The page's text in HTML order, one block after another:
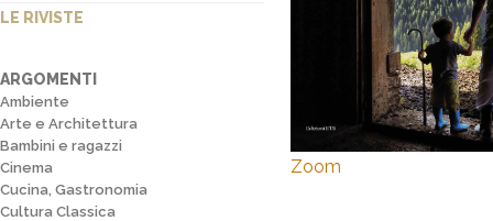
LE RIVISTE
ARGOMENTI
Ambiente
Arte e Architettura
Bambini e ragazzi
Cinema
Cucina, Gastronomia
Cultura Classica
Zoom